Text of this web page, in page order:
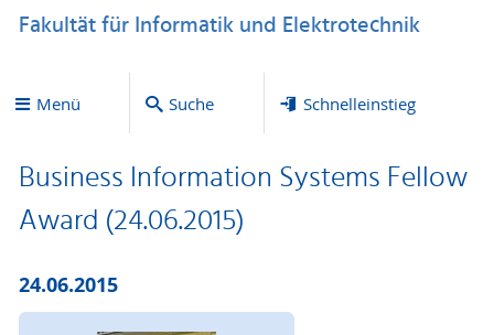
Fakultät für Informatik und Elektrotechnik
Menü Suche Schnelleinstieg
Business Information Systems Fellow
Award (24.06.2015)
24.06.2015